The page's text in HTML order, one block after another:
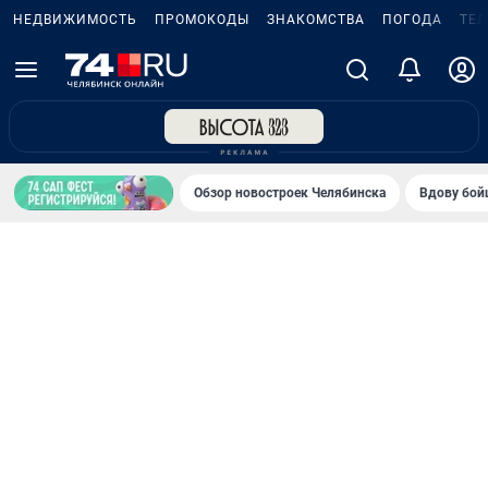
НЕДВИЖИМОСТЬ ПРОМОКОДЫ ЗНАКОМСТВА ПОГОДА
Обзор новостроек Челябинска Вдову